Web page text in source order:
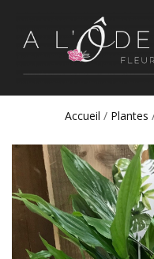
Accueil / Plantes